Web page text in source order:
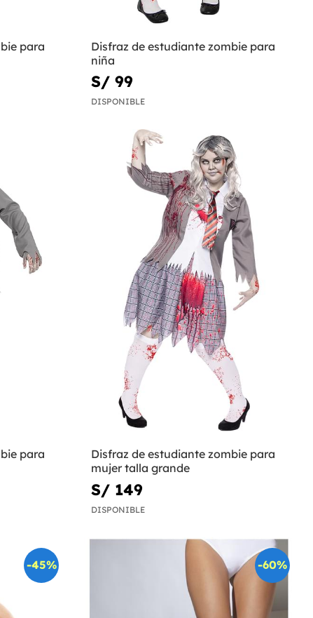
para
Disfraz de estudiante zombie para
niña
S/ 99
DISPONIBLE
para
Disfraz de estudiante zombie para
mujer talla grande
S/ 149
DISPONIBLE
-45% -60%